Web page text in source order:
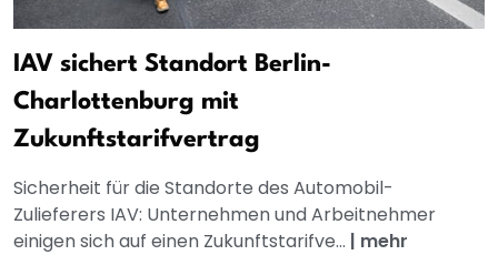
IAV sichert Standort Berlin-
Charlottenburg mit
Zukunftstarifvertrag
Sicherheit für die Standorte des Automobil-
Zulieferers IAV: Unternehmen und Arbeitnehmer
einigen sich auf einen Zukunftstarifve... | mehr